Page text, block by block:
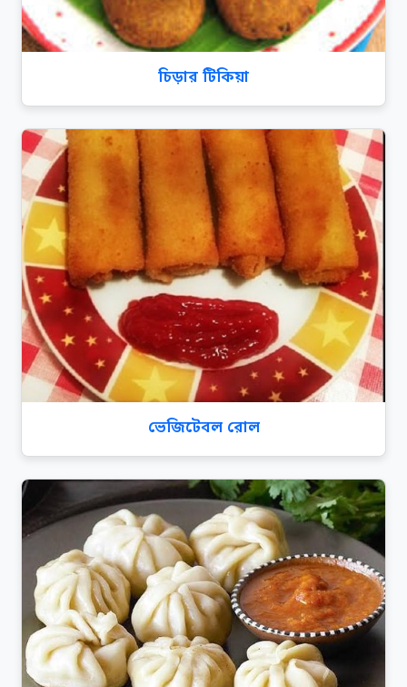
চিড়ার টিকিয়া
ভেজিটেবল রোল